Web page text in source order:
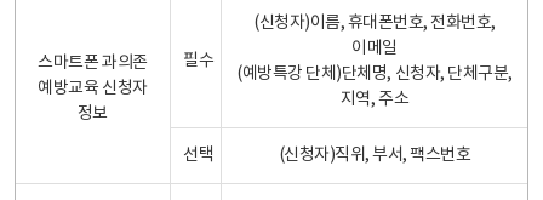
스마트폰 과의존
예방교육 신청자
정보
필수
(신청자)이름, 휴대폰번호, 전화번호,
이메일
(예방특강 단체)단체명, 신청자, 단체구분,
지역, 주소
선택 (신청자)직위, 부서, 팩스번호